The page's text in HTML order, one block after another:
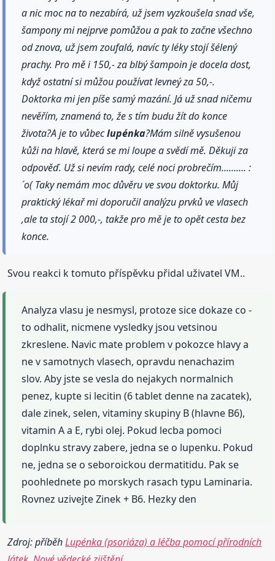
a nic moc na to nezabírá, už jsem vyzkoušela snad vše,
šampony mi nejprve pomůžou a pak to začne všechno
od znova, už jsem zoufalá, navíc ty léky stojí šélený
prachy. Pro mě i 150,- za blbý šampoin je docela dost,
když ostatní si můžou používat levneý za 50,-.
Doktorka mi jen píše samý mazání. Já už snad ničemu
nevěřím, znamená to, že s tím budu žít do konce
života?A je to vůbeclupénka?Mám silně vysušenou
kůži na hlavě, která se mi loupe a svědí mě. Děkuji za
odpověď. Už si nevím rady, celé noci probrečím.......... :
´o( Taky nemám moc důvěru ve svou doktorku. Můj
praktický lékař mi doporučil analýzu prvků ve vlasech
,ale ta stojí 2 000,-, takže pro mě je to opět cesta bez
konce.
Svou reakci k tomuto příspěvku přidal uživatel VM..
Analyza vlasu je nesmysl, protoze sice dokaze co -
to odhalit, nicmene vysledky jsou vetsinou
zkreslene. Navic mate problem v pokozce hlavy a
ne v samotnych vlasech, opravdu nenachazim
slov. Aby jste se vesla do nejakych normalnich
penez, kupte si lecitin (6 tablet denne na zacatek),
dale zinek, selen, vitaminy skupiny B (hlavne B6),
vitamin A a E, rybi olej. Pokud lecba pomoci
doplnku stravy zabere, jedna se o lupenku. Pokud
ne, jedna se o seboroickou dermatitidu. Pak se
poohlednete po morskych rasach typu Laminaria.
Rovnez uzivejte Zinek + B6. Hezky den
Zdroj: příběhLupénka (psoriáza) a léčba pomocí přírodních